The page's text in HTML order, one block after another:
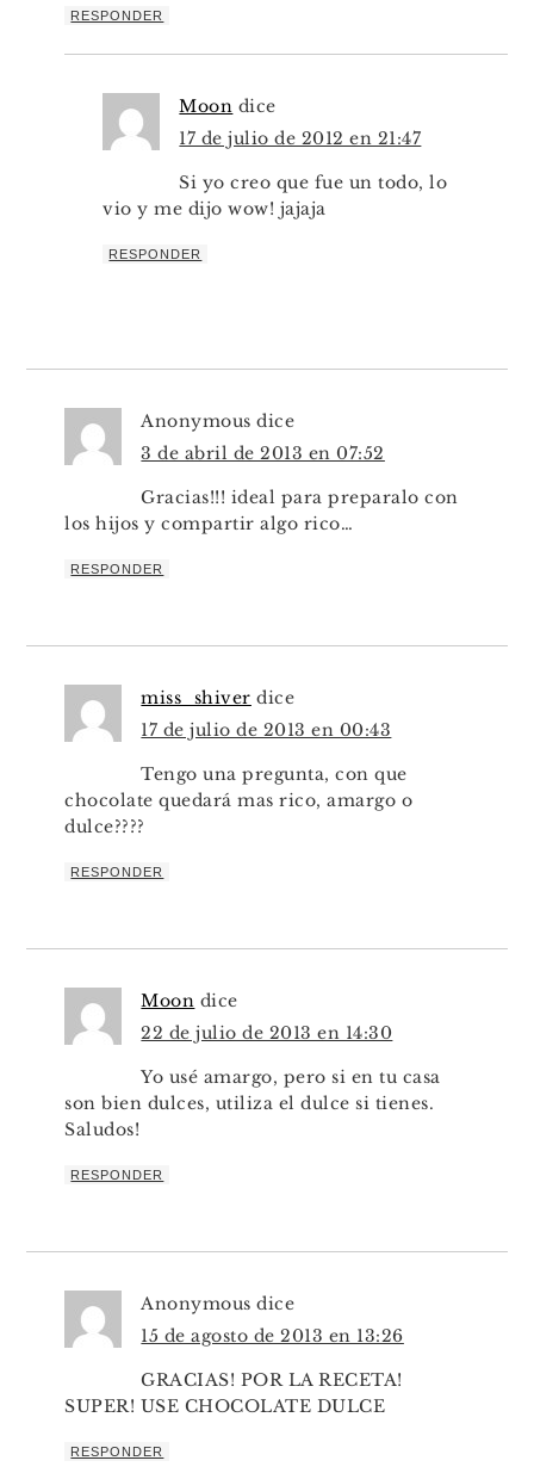
RESPONDER
Moon dice
17 de julio de 2012 en 21:47
Si yo creo que fue un todo, lo
vio y me dijo wow! jajaja
RESPONDER
Anonymous dice
3 de abril de 2013 en 07:52
Gracias!!! ideal para preparalo con
los hijos y compartir algo rico…
RESPONDER
miss_shiver dice
17 de julio de 2013 en 00:43
Tengo una pregunta, con que
chocolate quedará mas rico, amargo o
dulce????
RESPONDER
Moon dice
22 de julio de 2013 en 14:30
Yo usé amargo, pero si en tu casa
son bien dulces, utiliza el dulce si tienes.
Saludos!
RESPONDER
Anonymous dice
15 de agosto de 2013 en 13:26
GRACIAS! POR LA RECETA!
SUPER! USE CHOCOLATE DULCE
RESPONDER